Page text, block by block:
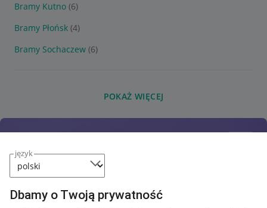
język
Dbamy o Twoją prywatność
Bramy Kutno (6)
Bramy Płońsk (4)
Bramy Sochaczew (6)
POKAŻ WIĘCEJ